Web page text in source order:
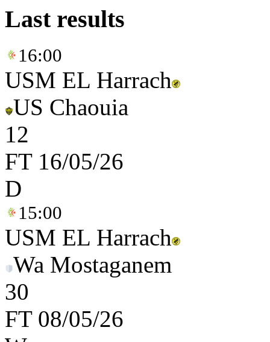
Last results
16:00
USM EL Harrach
US Chaouia
12
FT 16/05/26
D
15:00
USM EL Harrach
Wa Mostaganem
30
FT 08/05/26